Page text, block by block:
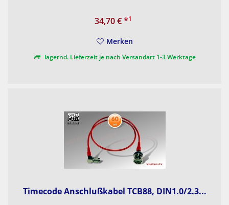
34,70 €*1
Merken
lagernd. Lieferzeit je nach Versandart 1-3 Werktage
Timecode Anschlußkabel TCB88, DIN1.0/2.3...